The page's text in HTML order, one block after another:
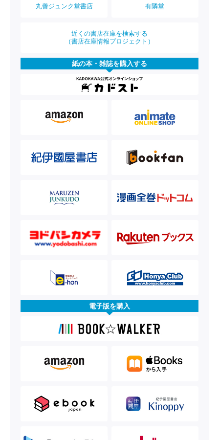
丸善ジュンク堂書店 有隣堂
近くの書店在庫を検索する
（書店在庫情報プロジェクト）
紙の本・雑誌を購入する
電子版を購入